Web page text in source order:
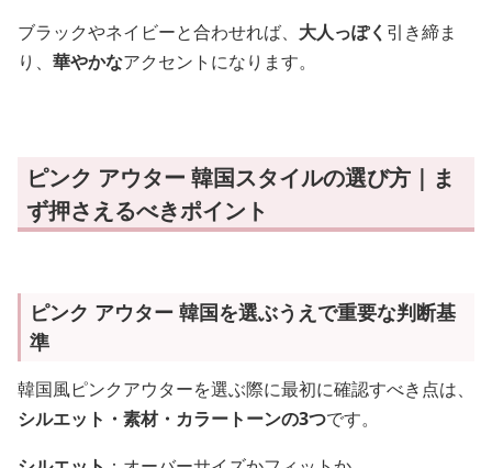
ブラックやネイビーと合わせれば、 大人っぽく 引き締ま
り、 華やかなアクセントになります。
ピンク アウター 韓国スタイルの選び方｜ま
ず押さえるべきポイント
ピンク アウター 韓国を選ぶうえで重要な判断基
準
韓国風ピンクアウターを選ぶ際に最初に確認すべき点は、
シルエット・素材・カラートーンの3つです。